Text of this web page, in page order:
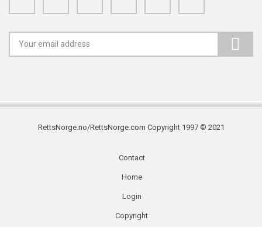
RettsNorge.no/RettsNorge.com Copyright 1997 © 2021
Contact
Home
Login
Copyright